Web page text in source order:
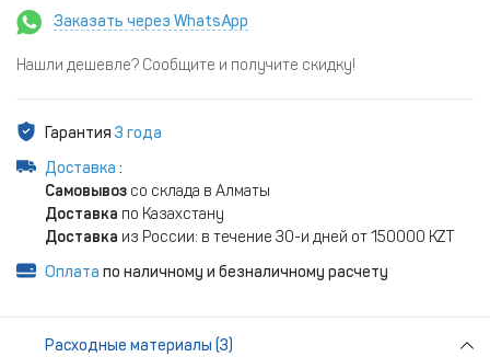
Заказать через WhatsApp
Нашли дешевле? Сообщите и получите скидку!
Гарантия 3 года
Доставка :
Самовывоз со склада в Алматы
Доставка по Казахстану
Доставка из России: в течение 30-и дней от 150000 KZT
Оплата по наличному и безналичному расчету
Расходные материалы (3)